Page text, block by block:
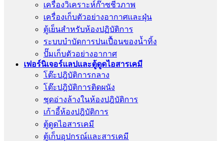
เครื่องวิเคราะห์ก๊าซชีวภาพ
เครื่องเก็บตัวอย่างอากาศเเละฝุ่น
ตู้เย็นสำหรับห้องปฏิบัติการ
ระบบบำบัดการปนเปื้อนของน้ำทิ้ง
ปั๊มเก็บตัวอย่างอากาศ
เฟอร์นิเจอร์แลปและตู้ดูดไอสารเคมี
โต๊ะปฎิบัติการกลาง
โต๊ะปฎิบัติการติดผนัง
ชุดอ่างล้างในห้องปฎิบัติการ
เก้าอี้ห้องปฎิบัติการ
ตู้ดูดไอสารเคมี
ตู้เก็บอุปกรณ์เเละสารเคมี